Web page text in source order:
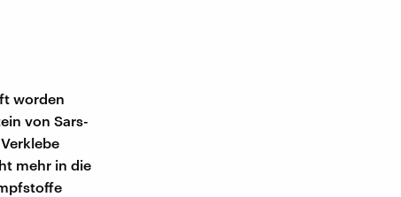
worden
von Sars-
mehr in die